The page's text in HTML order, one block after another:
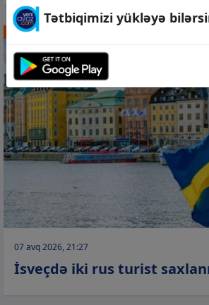
DÜNYA
07 avq 2026, 21:27
İsveçdə iki rus turist
Tətbiqimizi yükləyə